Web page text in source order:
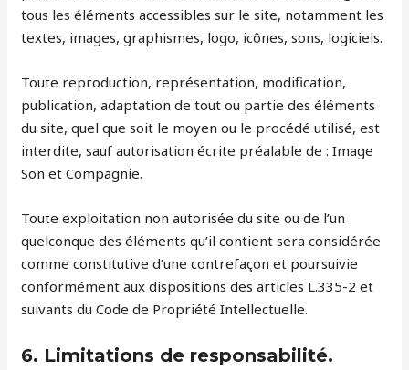
tous les éléments accessibles sur le site, notamment les
textes, images, graphismes, logo, icônes, sons, logiciels.
Toute reproduction, représentation, modification,
publication, adaptation de tout ou partie des éléments
du site, quel que soit le moyen ou le procédé utilisé, est
interdite, sauf autorisation écrite préalable de : Image
Son et Compagnie.
Toute exploitation non autorisée du site ou de l’un
quelconque des éléments qu’il contient sera considérée
comme constitutive d’une contrefaçon et poursuivie
conformément aux dispositions des articles L.335-2 et
suivants du Code de Propriété Intellectuelle.
6. Limitations de responsabilité.